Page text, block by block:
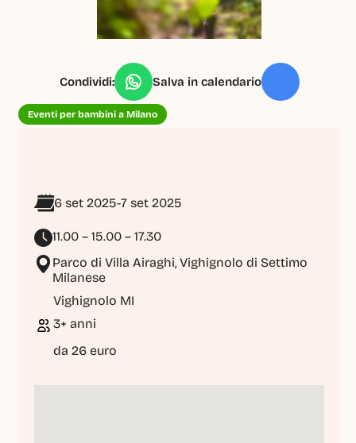
Condividi: Salva in calendario
Eventi per bambini a Milano
6 set 2025-7 set 2025
11.00 – 15.00 – 17.30
Parco di Villa Airaghi, Vighignolo di Settimo
Milanese
Vighignolo MI
3+ anni
da 26 euro